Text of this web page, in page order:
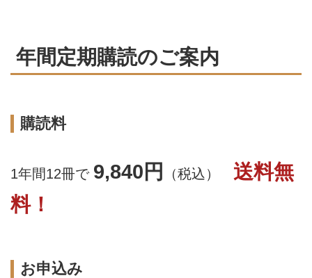
年間定期購読のご案内
購読料
1年間12冊で 9,840円 （税込） 送料無
料！
お申込み